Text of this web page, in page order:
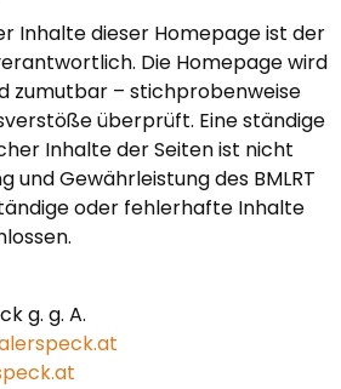
Inhalte dieser Homepage ist der
Die Homepage wird
zumutbar – stichprobenweise
überprüft. Eine ständige
Inhalte der Seiten ist nicht
und Gewährleistung des BMLRT
oder fehlerhafte Inhalte
g. g. A.